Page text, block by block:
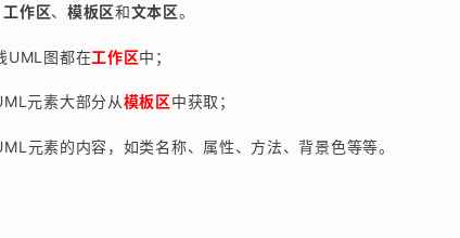
工作区、 模板区和文本区。
UML图都在工作区中；
元素大部分从模板区中获取；
元素的内容，如类名称、属性、方法、背景色等等。